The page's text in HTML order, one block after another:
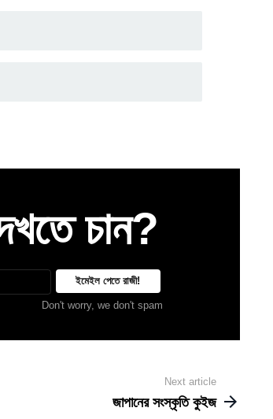
চান?
Don't worry, we don't spam
Next article
জাপানের সংস্কৃতি কুইজ